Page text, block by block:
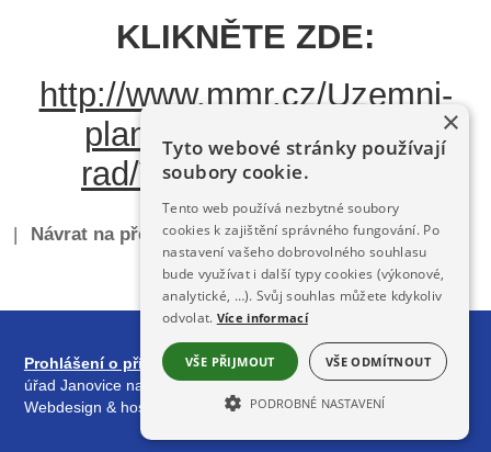
KLIKNĚTE ZDE:
http://www.mmr.cz/Uzemni-
planovani-a-stavebni-
rad/Vzory-a-formulare
| Návrat na předchozí stránku |
Prohlášení o přístupnosti| Obsah stránek spravuje: Městský
úřad Janovice nad Úhlavou,redakčním systémem DynaWeb
Webdesign & hosting :
ŠumavaNet.CZ
×
Tyto webové stránky používají
soubory cookie.
Tento web používá nezbytné soubory
cookies k zajištění správného fungování. Po
nastavení vašeho dobrovolného souhlasu
bude využívat i další typy cookies (výkonové,
analytické, …). Svůj souhlas můžete kdykoliv
odvolat. Více informací
VŠE PŘIJMOUT VŠE ODMÍTNOUT
PODROBNÉ NASTAVENÍ
NEZBYTNĚ NUTNÉ SOUBORY